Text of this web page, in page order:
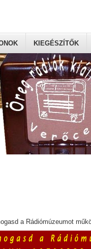
KIEGÉSZÍTŐK
a Rádiómúzeumot